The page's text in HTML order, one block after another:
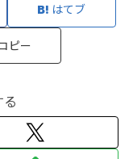
はてブ
ピー